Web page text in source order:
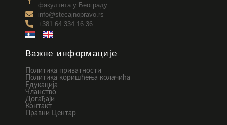
факултета у Београду
info@stecajnopravo.rs
+381 64 334 16 36
Важне информације
Политика приватности
Политика коришћења колачића
Едукација
Чланство
Догађаји
Контакт
Правни Центар